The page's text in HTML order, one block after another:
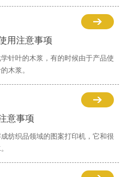
用注意事项
针叶的木浆，有的时候由于产品使
木浆。
意事项
纺织品领域的图案打印机，它和很